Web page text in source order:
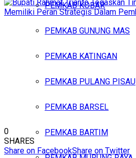
PEMKAB KOBAR
PEMKAB GUNUNG MAS
PEMKAB KATINGAN
PEMKAB PULANG PISAU
PEMKAB BARSEL
PEMKAB BARTIM
0
SHARES
Share on FacebookShare on Twitter